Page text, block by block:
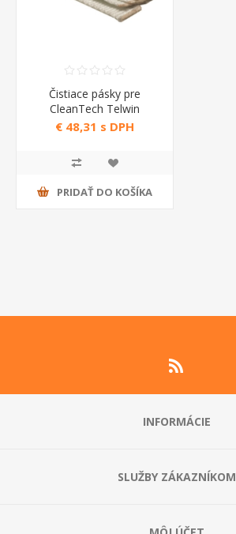
Čistiace pásky pre
CleanTech Telwin
€ 48,31 s DPH
PRIDAŤ DO KOŠÍKA
INFORMÁCIE
SLUŽBY ZÁKAZNÍKOM